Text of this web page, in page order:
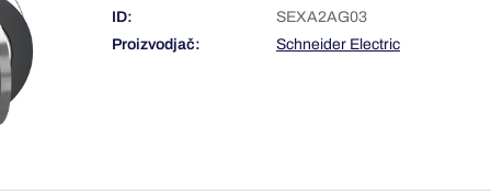
ID:
SEXA2AG03
Proizvodjač:
Schneider Electric